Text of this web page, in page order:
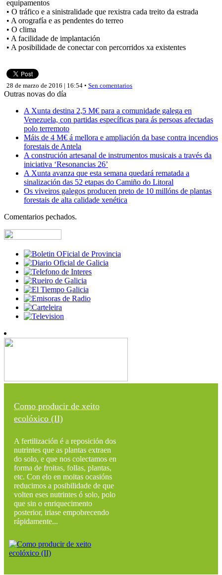
equipamentos
• O tráfico e a sinistralidade que rexistra cada treito da estrada
• A orografía e as pendentes do terreo
• O clima
• A facilidade de implantación
• A posibilidade de conectar con percorridos xa existentes
28 de marzo de 2016 | 16:54 • Sen comentarios
Outras novas do día
A Xunta destina 2,5 M€ para a comunidade galega en
Venezuela, con partidas específicas para ás persoas afectadas
polo terremoto
Máis de 4 M€ á mellora e ampliación da base contra incendios
forestais de Antela
A construción artesanal de instrumentos musicais a través da
iniciativa ‘Resonancias 26’
A Xunta avanza que esta semana quedará rematada a
sinalización das 52 etapas do Camiño do Litoral
Os viveiros galegos producen preto de 10 millóns de plantas
forestais de alta calidade xenética
Comentarios pechados.
Como producir de xeito
ecolóxico (II)
A fertilización é a reposición dos
nutrintes que as plantas extraen
do solo, e que nos colectamos en
forma de froitas, follas, plantas,
etc. Con elo en moitas ocasións
reducimos a posibilidade de que
volten eses nutrintes ó solo, polo
que sin o enriquecimento
posterior, iriase empobrecendo
rápidamente...